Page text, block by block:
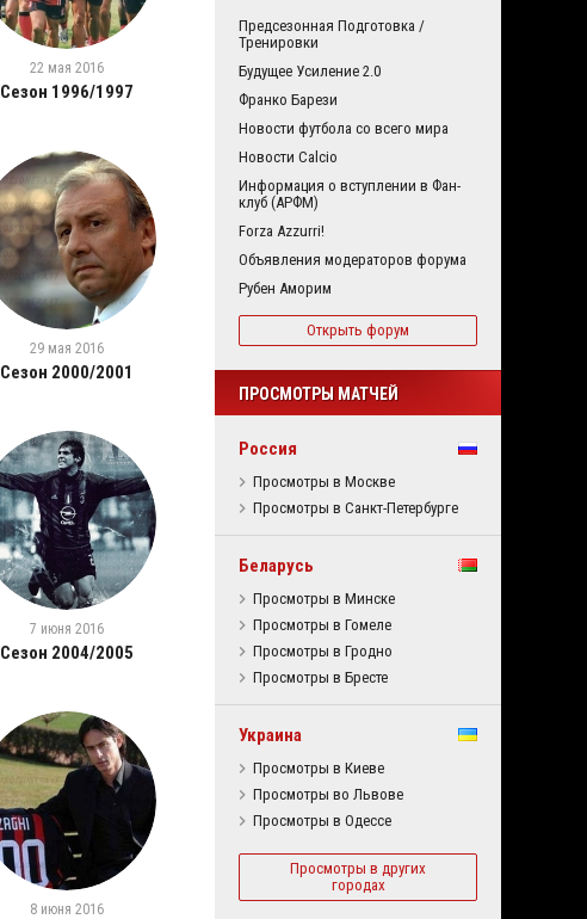
22 мая 2016
Сезон 1996/1997
29 мая 2016
Сезон 2000/2001
7 июня 2016
Сезон 2004/2005
8 июня 2016
Предсезонная Подготовка /
Тренировки
Будущее Усиление 2.0
Франко Барези
Новости футбола со всего мира
Новости Calcio
Информация о вступлении в Фан-
клуб (АРФМ)
Forza Azzurri!
Объявления модераторов форума
Рубен Аморим
Открыть форум
ПРОСМОТРЫ МАТЧЕЙ
Россия
Просмотры в Москве
Просмотры в Санкт-Петербурге
Беларусь
Просмотры в Минске
Просмотры в Гомеле
Просмотры в Гродно
Просмотры в Бресте
Украина
Просмотры в Киеве
Просмотры во Львове
Просмотры в Одессе
Просмотры в других
городах